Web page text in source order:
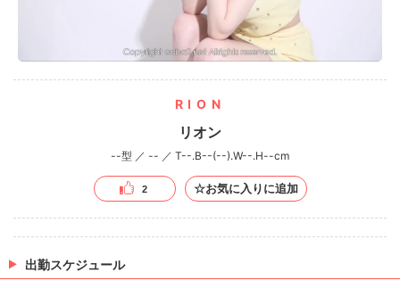
RION
リオン
--型 ／ -- ／ T--.B--(--).W--.H--cm
2 ☆お気に入りに追加
出勤スケジュール